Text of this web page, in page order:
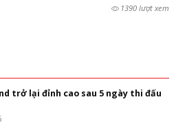
1390 lượt xem
trở lại đỉnh cao sau 5 ngày thi đấu